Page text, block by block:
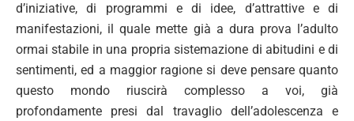
d’iniziative, di programmi e di idee, d’attrattive e di
manifestazioni, il quale mette già a dura prova l’adulto
ormai stabile in una propria sistemazione di abitudini e di
sentimenti, ed a maggior ragione si deve pensare quanto
questo mondo riuscirà complesso a voi, già
profondamente presi dal travaglio dell’adolescenza e